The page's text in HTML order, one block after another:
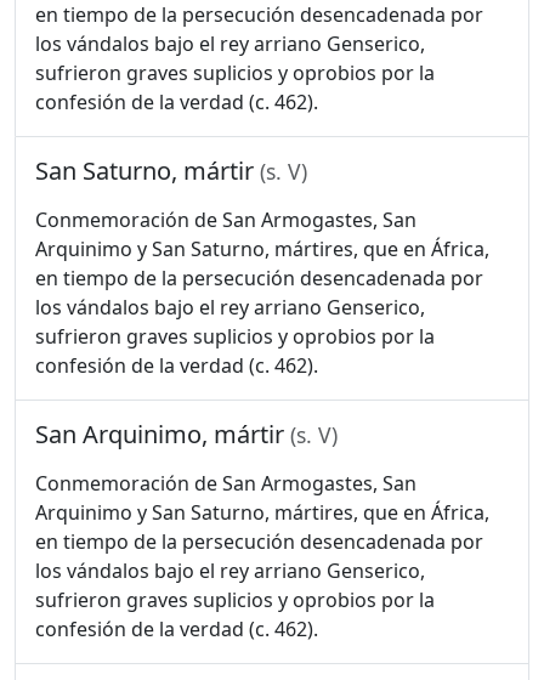
en tiempo de la persecución desencadenada por
los vándalos bajo el rey arriano Genserico,
sufrieron graves suplicios y oprobios por la
confesión de la verdad (c. 462).
San Saturno, mártir (s. V)
Conmemoración de San Armogastes, San
Arquinimo y San Saturno, mártires, que en África,
en tiempo de la persecución desencadenada por
los vándalos bajo el rey arriano Genserico,
sufrieron graves suplicios y oprobios por la
confesión de la verdad (c. 462).
San Arquinimo, mártir (s. V)
Conmemoración de San Armogastes, San
Arquinimo y San Saturno, mártires, que en África,
en tiempo de la persecución desencadenada por
los vándalos bajo el rey arriano Genserico,
sufrieron graves suplicios y oprobios por la
confesión de la verdad (c. 462).